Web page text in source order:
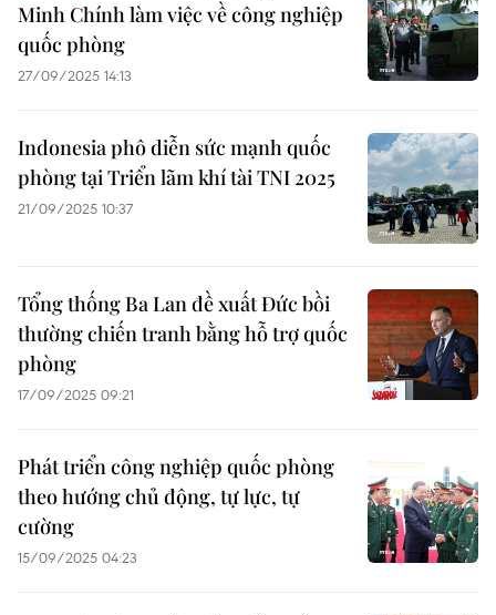
Minh Chính làm việc về công nghiệp
quốc phòng
27/09/2025 14:13
Indonesia phô diễn sức mạnh quốc
phòng tại Triển lãm khí tài TNI 2025
21/09/2025 10:37
Tổng thống Ba Lan đề xuất Đức bồi
thường chiến tranh bằng hỗ trợ quốc
phòng
17/09/2025 09:21
Phát triển công nghiệp quốc phòng
theo hướng chủ động, tự lực, tự
cường
15/09/2025 04:23